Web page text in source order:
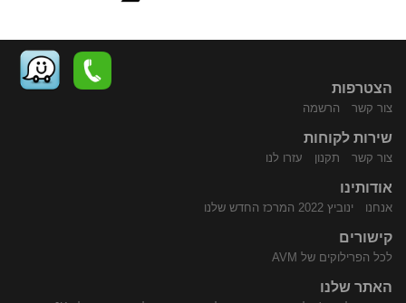
הצטרפות
צור קשר הרשמה
שירות לקוחות
צור קשר תקנון עזרו לנו
אודותינו
אנחנו ינוביץ 2022 המרכז החדש שלנו
קישורים
לכל הפרילוקים של AVM
האתר שלנו